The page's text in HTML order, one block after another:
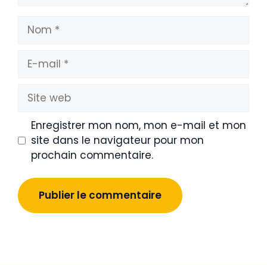
Nom
mail
Site
web
Enregistrer mon nom, mon e-mail et mon
site dans le navigateur pour mon
prochain commentaire.